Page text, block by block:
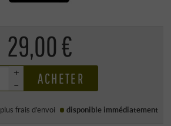
29,00 €
+
–
ACHETER
, plus frais d’envoi disponible immédiatement